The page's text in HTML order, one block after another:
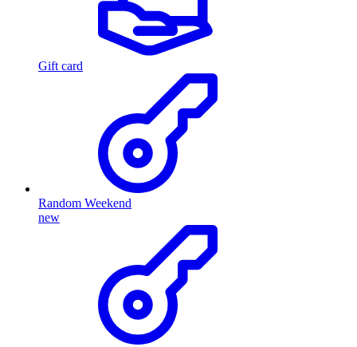
Gift card
Random Weekend
new